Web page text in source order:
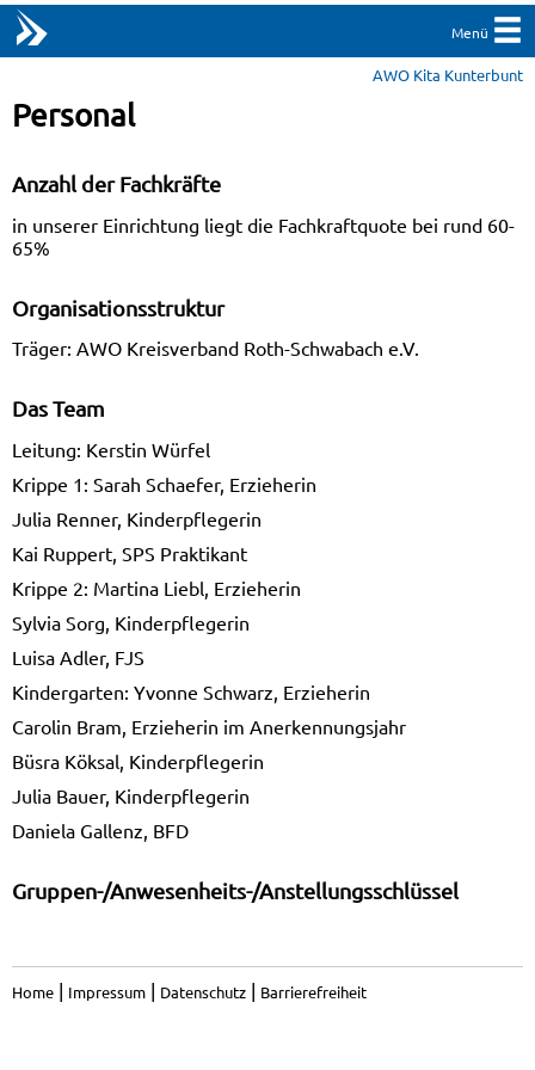
Menü
AWO Kita Kunterbunt
Personal
Anzahl der Fachkräfte
in unserer Einrichtung liegt die Fachkraftquote bei rund 60-
65%
Organisationsstruktur
Träger: AWO Kreisverband Roth-Schwabach e.V.
Das Team
Leitung: Kerstin Würfel
Krippe 1: Sarah Schaefer, Erzieherin
Julia Renner, Kinderpflegerin
Kai Ruppert, SPS Praktikant
Krippe 2: Martina Liebl, Erzieherin
Sylvia Sorg, Kinderpflegerin
Luisa Adler, FJS
Kindergarten: Yvonne Schwarz, Erzieherin
Carolin Bram, Erzieherin im Anerkennungsjahr
Büsra Köksal, Kinderpflegerin
Julia Bauer, Kinderpflegerin
Daniela Gallenz, BFD
Gruppen-/Anwesenheits-/Anstellungsschlüssel
Home | Impressum | Datenschutz | Barrierefreiheit